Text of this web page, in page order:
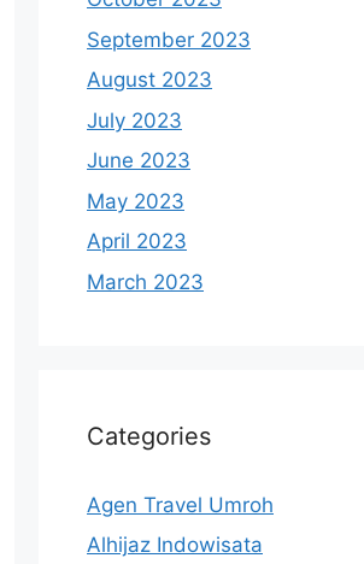
September 2023
August 2023
July 2023
June 2023
May 2023
April 2023
March 2023
Categories
Agen Travel Umroh
Alhijaz Indowisata